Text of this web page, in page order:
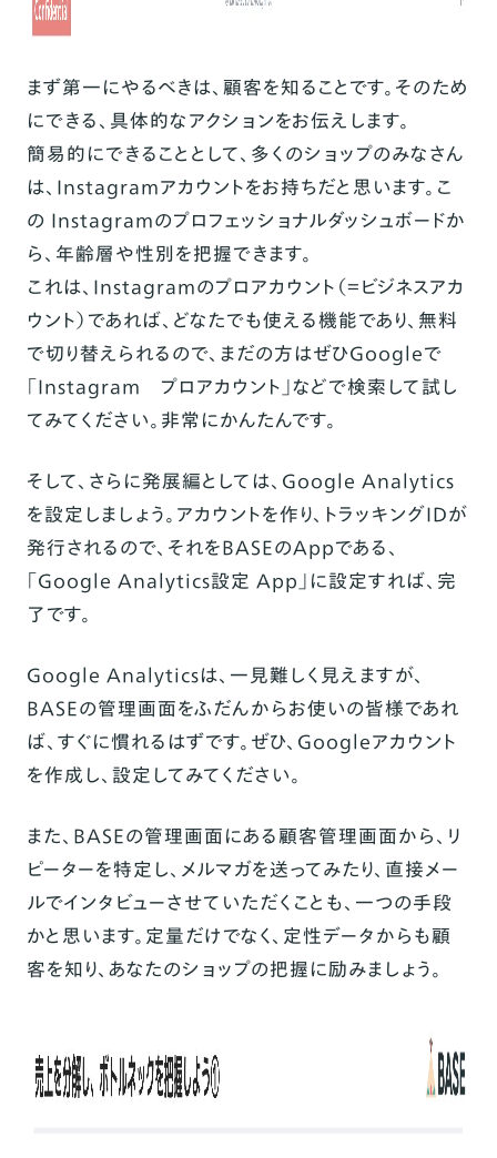
まず第一にやるべきは、顧客を知ることです。そのため
にできる、具体的なアクションをお伝えします。
簡易的にできることとして、多くのショップのみなさん
は、Instagramアカウントをお持ちだと思います。こ
の Instagramのプロフェッショナルダッシュボードか
ら、年齢層や性別を把握できます。
これは、Instagramのプロアカウント（＝ビジネスアカ
ウント）であれば、どなたでも使える機能であり、無料
で切り替えられるので、まだの方はぜひGoogleで
「Instagram プロアカウント」などで検索して試し
てみてください。非常にかんたんです。
そして、さらに発展編としては、Google Analytics
を設定しましょう。アカウントを作り、トラッキングIDが
発行されるので、それをBASEのAppである、
「Google Analytics設定 App」に設定すれば、完
了です。
Google Analyticsは、一見難しく見えますが、
BASEの管理画面をふだんからお使いの皆様であれ
ば、すぐに慣れるはずです。ぜひ、Googleアカウント
を作成し、設定してみてください。
また、BASEの管理画面にある顧客管理画面から、リ
ピーターを特定し、メルマガを送ってみたり、直接メー
ルでインタビューさせていただくことも、一つの手段
かと思います。定量だけでなく、定性データからも顧
客を知り、あなたのショップの把握に励みましょう。